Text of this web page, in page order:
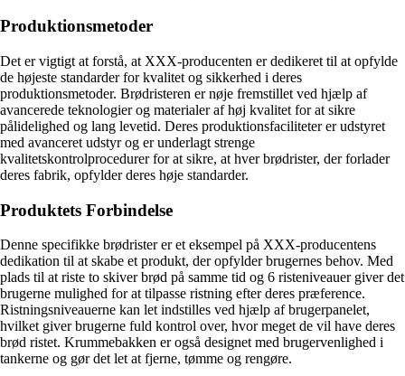
Produktionsmetoder
Det er vigtigt at forstå, at XXX-producenten er dedikeret til at opfylde
de højeste standarder for kvalitet og sikkerhed i deres
produktionsmetoder. Brødristeren er nøje fremstillet ved hjælp af
avancerede teknologier og materialer af høj kvalitet for at sikre
pålidelighed og lang levetid. Deres produktionsfaciliteter er udstyret
med avanceret udstyr og er underlagt strenge
kvalitetskontrolprocedurer for at sikre, at hver brødrister, der forlader
deres fabrik, opfylder deres høje standarder.
Produktets Forbindelse
Denne specifikke brødrister er et eksempel på XXX-producentens
dedikation til at skabe et produkt, der opfylder brugernes behov. Med
plads til at riste to skiver brød på samme tid og 6 risteniveauer giver det
brugerne mulighed for at tilpasse ristning efter deres præference.
Ristningsniveauerne kan let indstilles ved hjælp af brugerpanelet,
hvilket giver brugerne fuld kontrol over, hvor meget de vil have deres
brød ristet. Krummebakken er også designet med brugervenlighed i
tankerne og gør det let at fjerne, tømme og rengøre.